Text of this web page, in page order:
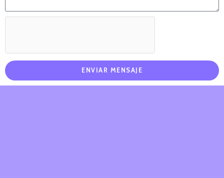
ENVIAR MENSAJE